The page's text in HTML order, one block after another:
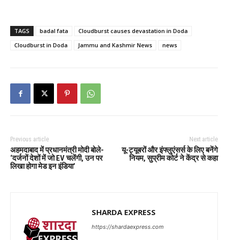
TAGS badal fata
Cloudburst causes devastation in Doda
Cloudburst in Doda
Jammu and Kashmir News news
Previous article
अहमदाबाद में प्रधानमंत्री मोदी बोले-
‘दर्जनों देशों में जो EV चलेंगी, उन पर
लिखा होगा मेड इन इंडिया’
Next article
यू-ट्यूबरों और इंफ्लुएंसर्स के लिए बनेंगे
नियम, सुप्रीम कोर्ट ने केंद्र से कहा
SHARDA EXPRESS
https://shardaexpress.com